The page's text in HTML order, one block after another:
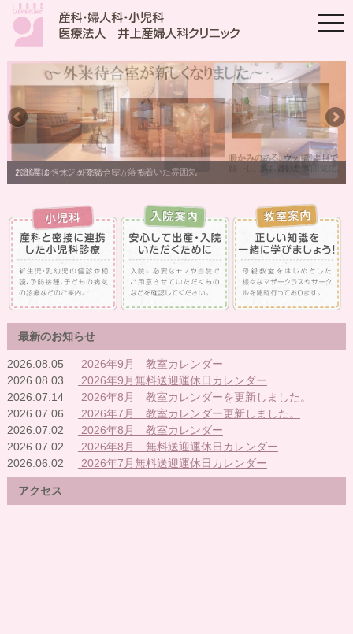
お部屋はベージュで統一し、落ち着いた雰囲気
最新のお知らせ
2026.08.05
2026年9月 教室カレンダー
2026.08.03
2026年9月無料送迎運休日カレンダー
2026.07.14
2026年8月 教室カレンダーを更新しました。
2026.07.06
2026年7月 教室カレンダー更新しました。
2026.07.02
2026年8月 教室カレンダー
2026.07.02
2026年8月 無料送迎運休日カレンダー
2026.06.02
2026年7月無料送迎運休日カレンダー
アクセス